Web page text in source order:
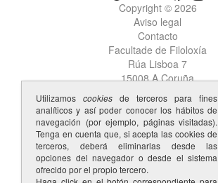
Copyright © 2026
Aviso legal
Contacto
Facultade de Filoloxía
Rúa Lisboa 7
15008 A Coruña
Utilizamos cookies de terceros para fines
analíticos y así poder conocer los hábitos de
navegación (por ejemplo, páginas visitadas).
Tenga en cuenta que, si acepta las cookies de
terceros, deberá eliminarlas desde las
opciones del navegador o desde el sistema
ofrecido por el propio tercero.